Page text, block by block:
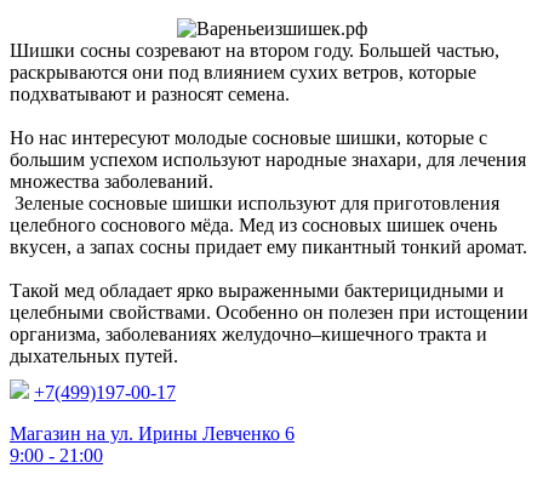
Шишки сосны созревают на втором году. Большей частью,
раскрываются они под влиянием сухих ветров, которые
подхватывают и разносят семена.
Но нас интересуют молодые сосновые шишки, которые с
большим успехом используют народные знахари, для лечения
множества заболеваний.
Зеленые сосновые шишки используют для приготовления
целебного соснового мёда. Мед из сосновых шишек очень
вкусен, а запах сосны придает ему пикантный тонкий аромат.
Такой мед обладает ярко выраженными бактерицидными и
целебными свойствами. Особенно он полезен при истощении
организма, заболеваниях желудочно–кишечного тракта и
дыхательных путей.
+7(499)197-00-17
Магазин на ул. Ирины Левченко 6
9:00 - 21:00